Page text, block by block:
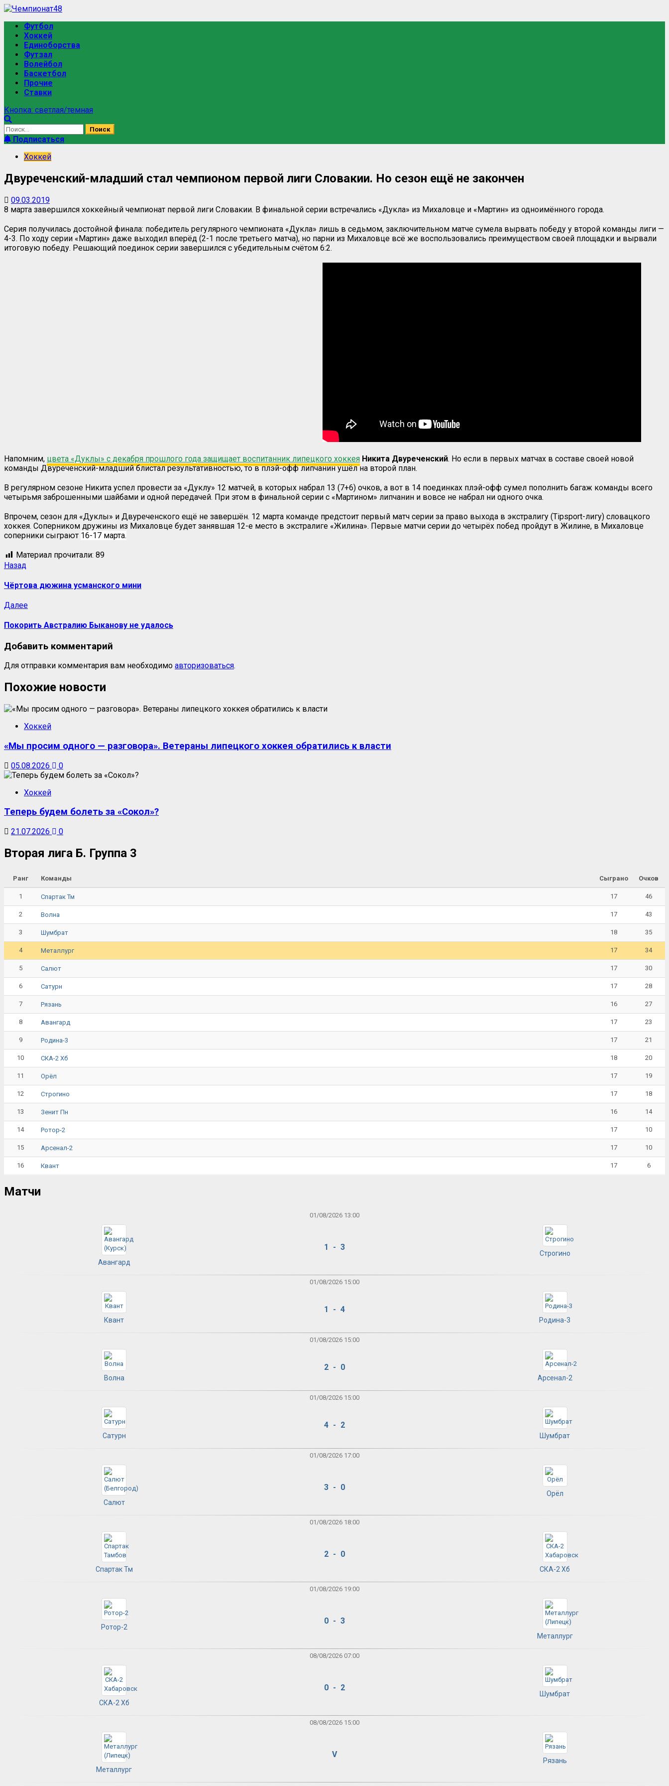
Перейти
содержимому
Основное
меню
Футбол
Хоккей
Единоборства
Футзал
Волейбол
Баскетбол
Прочие
Ставки
Кнопка: светлая/темная
Найти:
Подписаться
Хоккей
Двуреченский-младший стал чемпионом первой лиги Словакии. Но сезон ещё не закончен
09.03.2019
8 марта завершился хоккейный чемпионат первой лиги Словакии. В финальной серии встречались «Дукла» из Михаловце и «Мартин» из одноимённого города.
Серия получилась достойной финала: победитель регулярного чемпионата «Дукла» лишь в седьмом, заключительном матче сумела вырвать победу у второй команды лиги —
4-3. По ходу серии «Мартин» даже выходил вперёд (2-1 после третьего матча), но парни из Михаловце всё же воспользовались преимуществом своей площадки и вырвали
итоговую победу. Решающий поединок серии завершился с убедительным счётом 6:2.
Напомним, цвета «Дуклы» с декабря прошлого года защищает воспитанник липецкого хоккея Никита Двуреченский. Но если в первых матчах в составе своей новой
команды Двуреченский-младший блистал результативностью, то в плэй-офф липчанин ушёл на второй план.
В регулярном сезоне Никита успел провести за «Дуклу» 12 матчей, в которых набрал 13 (7+6) очков, а вот в 14 поединках плэй-офф сумел пополнить багаж команды всего
четырьмя заброшенными шайбами и одной передачей. При этом в финальной серии с «Мартином» липчанин и вовсе не набрал ни одного очка.
Впрочем, сезон для «Дуклы» и Двуреченского ещё не завершён. 12 марта команде предстоит первый матч серии за право выхода в экстралигу (Tipsport-лигу) словацкого
хоккея. Соперником дружины из Михаловце будет занявшая 12-е место в экстралиге «Жилина». Первые матчи серии до четырёх побед пройдут в Жилине, в Михаловце
соперники сыграют 16-17 марта.
Материал прочитали: 89
Навигация
записи
Назад
Чёртова дюжина усманского мини
ДалееСледующая
Покорить Австралию Быканову не удалось
Добавить комментарий
Для отправки комментария вам необходимо авторизоваться.
Похожие новости
Хоккей
«Мы просим одного — разговора». Ветераны липецкого хоккея обратились к власти
05.08.2026 0
Хоккей
Теперь будем болеть за «Сокол»?
21.07.2026 0
Вторая лига Б. Группа 3
Ранг Команды Сыграно Очков
1 Спартак Тм 17 46
2 Волна 17 43
3 Шумбрат 18 35
4 Металлург 17 34
5 Салют 17 30
6 Сатурн 17 28
7 Рязань 16 27
8 Авангард 17 23
9 Родина-3 17 21
10 СКА-2 Хб 18 20
11 Орёл 17 19
12 Строгино 17 18
13 Зенит Пн 16 14
14 Ротор-2 17 10
15 Арсенал-2 17 10
16 Квант 17 6
Матчи
01/08/2026 13:00
Авангард
1 - 3
Строгино
01/08/2026 15:00
Квант
1 - 4
Родина-3
01/08/2026 15:00
Волна
2 - 0
Арсенал-2
01/08/2026 15:00
Сатурн
4 - 2
Шумбрат
01/08/2026 17:00
Салют
3 - 0
Орёл
01/08/2026 18:00
Спартак Тм
2 - 0
СКА-2 Хб
01/08/2026 19:00
Ротор-2
0 - 3
Металлург
08/08/2026 07:00
СКА-2 Хб
0 - 2
Шумбрат
08/08/2026 15:00
Металлург
V
Рязань